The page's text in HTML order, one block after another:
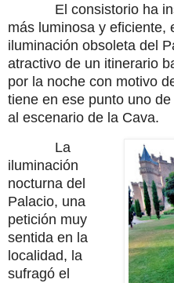
El consistorio ha
más luminosa y eficiente,
iluminación obsoleta del
atractivo de un itinerario
por la noche con motivo
tiene en ese punto uno
al escenario de la Cava.
La
iluminación
nocturna del
Palacio, una
petición muy
sentida en la
localidad, la
sufragó el